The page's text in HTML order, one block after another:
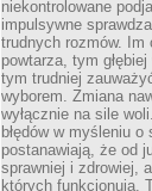
niekontrolowane
impulsywne
trudnych rozmów. Im
powtarza, tym
tym trudniej
wyborem. Zmiana
wyłącznie na sile
błędów w myśleniu
postanawiają, że od
sprawniej i zdrowiej,
których funkcjonują.